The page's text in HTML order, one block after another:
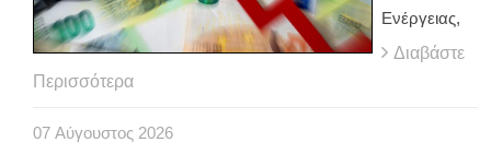
Ενέργειας,
Διαβάστε
Περισσότερα
07 Αύγουστος 2026